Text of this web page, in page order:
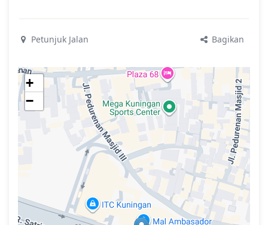
Petunjuk Jalan Bagikan
+
−